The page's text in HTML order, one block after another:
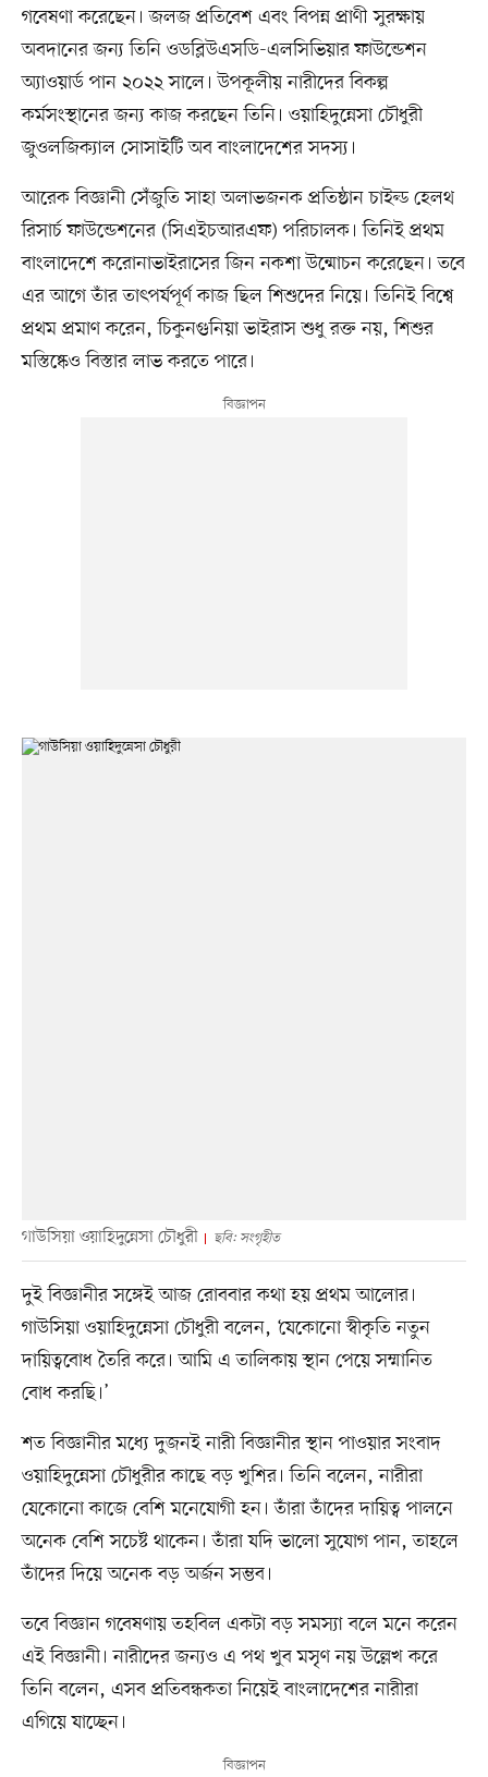
গবেষণা করেছেন। জলজ প্রতিবেশ এবং বিপন্ন প্রাণী সুরক্ষায়
অবদানের জন্য তিনি ওডব্লিউএসডি-এলসিভিয়ার ফাউন্ডেশন
অ্যাওয়ার্ড পান ২০২২ সালে। উপকূলীয় নারীদের বিকল্প
কর্মসংস্থানের জন্য কাজ করছেন তিনি। ওয়াহিদুন্নেসা চৌধুরী
জুওলজিক্যাল সোসাইটি অব বাংলাদেশের সদস্য।
আরেক বিজ্ঞানী সেঁজুতি সাহা অলাভজনক প্রতিষ্ঠান চাইল্ড হেলথ
রিসার্চ ফাউন্ডেশনের (সিএইচআরএফ) পরিচালক। তিনিই প্রথম
বাংলাদেশে করোনাভাইরাসের জিন নকশা উন্মোচন করেছেন। তবে
এর আগে তাঁর তাৎপর্যপূর্ণ কাজ ছিল শিশুদের নিয়ে। তিনিই বিশ্বে
প্রথম প্রমাণ করেন, চিকুনগুনিয়া ভাইরাস শুধু রক্ত নয়, শিশুর
মস্তিষ্কেও বিস্তার লাভ করতে পারে।
গাউসিয়া ওয়াহিদুন্নেসা চৌধুরী ছবি: সংগৃহীত
দুই বিজ্ঞানীর সঙ্গেই আজ রোববার কথা হয় প্রথম আলোর।
গাউসিয়া ওয়াহিদুন্নেসা চৌধুরী বলেন, ‘যেকোনো স্বীকৃতি নতুন
দায়িত্ববোধ তৈরি করে। আমি এ তালিকায় স্থান পেয়ে সম্মানিত
বোধ করছি।’
শত বিজ্ঞানীর মধ্যে দুজনই নারী বিজ্ঞানীর স্থান পাওয়ার সংবাদ
ওয়াহিদুন্নেসা চৌধুরীর কাছে বড় খুশির। তিনি বলেন, নারীরা
যেকোনো কাজে বেশি মনেযোগী হন। তাঁরা তাঁদের দায়িত্ব পালনে
অনেক বেশি সচেষ্ট থাকেন। তাঁরা যদি ভালো সুযোগ পান, তাহলে
তাঁদের দিয়ে অনেক বড় অর্জন সম্ভব।
তবে বিজ্ঞান গবেষণায় তহবিল একটা বড় সমস্যা বলে মনে করেন
এই বিজ্ঞানী। নারীদের জন্যও এ পথ খুব মসৃণ নয় উল্লেখ করে
তিনি বলেন, এসব প্রতিবন্ধকতা নিয়েই বাংলাদেশের নারীরা
এগিয়ে যাচ্ছেন।